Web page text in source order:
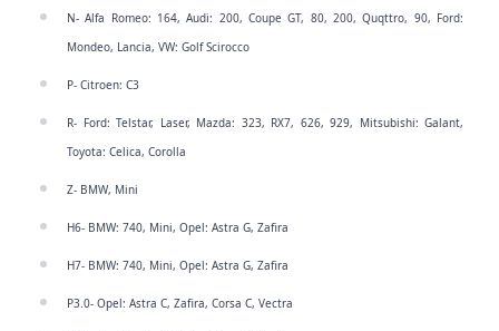
N- Alfa Romeo: 164, Audi: 200, Coupe GT, 80, 200, Quqttro, 90, Ford:
Mondeo, Lancia, VW: Golf Scirocco
P- Citroen: C3
R- Ford: Telstar, Laser, Mazda: 323, RX7, 626, 929, Mitsubishi: Galant,
Toyota: Celica, Corolla
Z- BMW, Mini
H6- BMW: 740, Mini, Opel: Astra G, Zafira
H7- BMW: 740, Mini, Opel: Astra G, Zafira
P3.0- Opel: Astra C, Zafira, Corsa C, Vectra